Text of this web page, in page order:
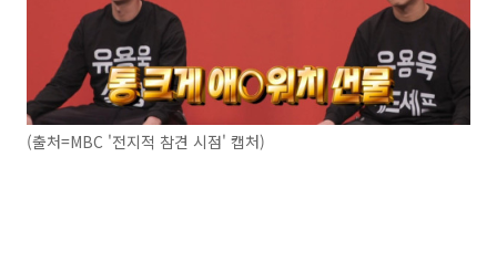
(출처=MBC '전지적 참견 시점' 캡처)